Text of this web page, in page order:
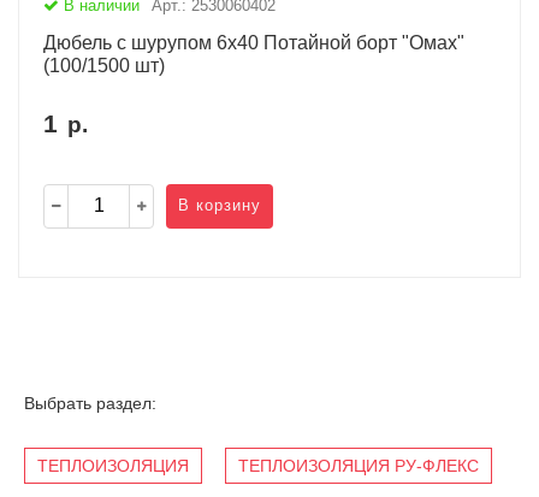
В наличии Арт.: 2530060402
Дюбель с шурупом 6х40 Потайной борт "Омах"
(100/1500 шт)
1 р.
В корзину
Выбрать раздел:
ТЕПЛОИЗОЛЯЦИЯ ТЕПЛОИЗОЛЯЦИЯ РУ-ФЛЕКС